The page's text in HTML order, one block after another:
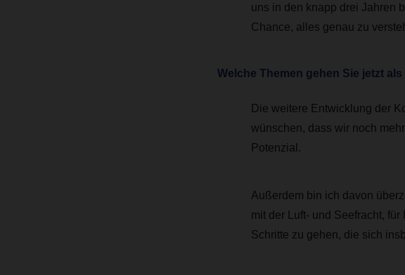
uns in den knapp drei Jahren
Chance, alles genau zu
Welche Themen gehen Sie jetzt
Die weitere Entwicklung der
wünschen, dass wir noch
Potenzial.
Außerdem bin ich davon
mit der Luft- und Seefracht,
Schritte zu gehen, die sich